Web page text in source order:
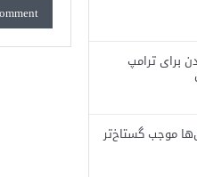
برای ترامپ
موجب گستاخ‌تر